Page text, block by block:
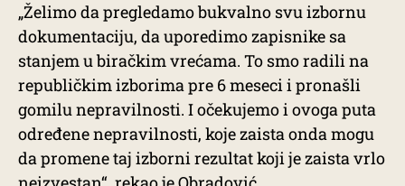
„Želimo da pregledamo bukvalno svu izbornu
dokumentaciju, da uporedimo zapisnike sa
stanjem u biračkim vrećama. To smo radili na
republičkim izborima pre 6 meseci i pronašli
gomilu nepravilnosti. I očekujemo i ovoga puta
određene nepravilnosti, koje zaista onda mogu
da promene taj izborni rezultat koji je zaista vrlo